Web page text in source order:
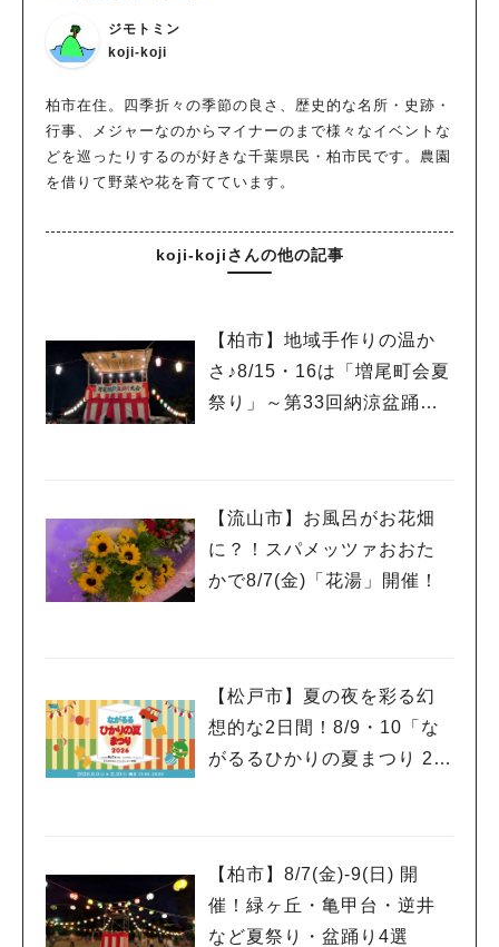
ジモトミン
koji-koji
柏市在住。四季折々の季節の良さ、歴史的な名所・史跡・
行事、メジャーなのからマイナーのまで様々なイベントな
どを巡ったりするのが好きな千葉県民・柏市民です。農園
を借りて野菜や花を育てています。
koji-kojiさんの他の記事
【柏市】地域手作りの温か
さ♪8/15・16は「増尾町会夏
祭り」～第33回納涼盆踊り
【流山市】お風呂がお花畑
に？！スパメッツァおおた
かで8/7(金)「花湯」開催！
【松戸市】夏の夜を彩る幻
想的な2日間！8/9・10「な
がるるひかりの夏まつり 20
【柏市】8/7(金)‐9(日) 開
催！緑ヶ丘・亀甲台・逆井
など夏祭り・盆踊り4選